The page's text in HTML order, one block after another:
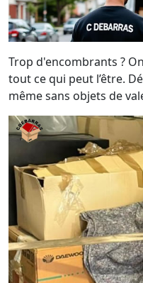
Trop d'encombrants ?
tout ce qui peut l’être.
même sans objets de